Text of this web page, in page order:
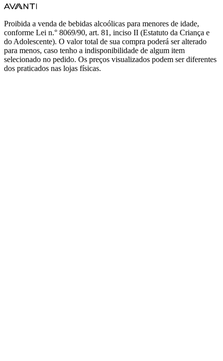
Proibida a venda de bebidas alcoólicas para menores de idade,
conforme Lei n.° 8069/90, art. 81, inciso II (Estatuto da Criança e
do Adolescente). O valor total de sua compra poderá ser alterado
para menos, caso tenho a indisponibilidade de algum item
selecionado no pedido. Os preços visualizados podem ser diferentes
dos praticados nas lojas físicas.